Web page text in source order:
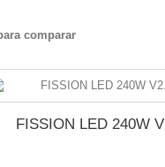
comparar
FISSION LED 240W